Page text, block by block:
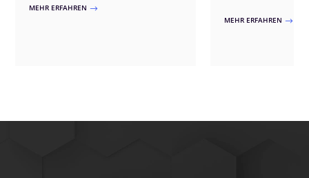
Inhaltsverwaltung. Unsere Methode
MEHR ERFAHREN $
Grenzen stoßen und
MEHR ERFAHREN $